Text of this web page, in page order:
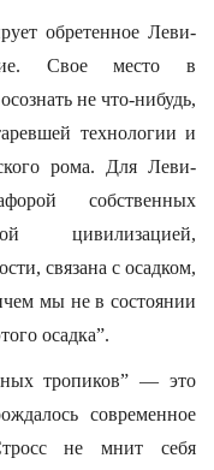
обретенное Леви-
Свое место в
не что-нибудь,
технологии и
рома. Для Леви-
собственных
цивилизацией,
связана с осадком,
мы не в состоянии
осадка”.
тропиков” — это
современное
не мнит себя